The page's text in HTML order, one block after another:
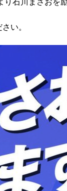
石川まさおを
い。